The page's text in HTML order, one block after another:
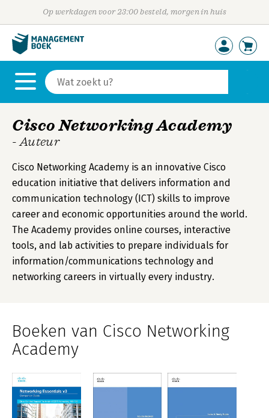
Op werkdagen voor 23:00 besteld, morgen in huis
Cisco Networking Academy
- Auteur
Cisco Networking Academy is an innovative Cisco
education initiative that delivers information and
communication technology (ICT) skills to improve
career and economic opportunities around the world.
The Academy provides online courses, interactive
tools, and lab activities to prepare individuals for
information/communications technology and
networking careers in virtually every industry.
Boeken van Cisco Networking
Academy